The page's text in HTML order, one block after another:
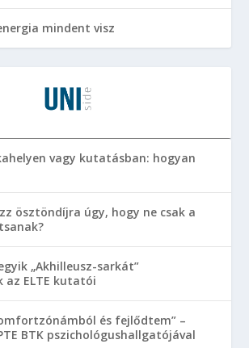
mindent visz
vagy kutatásban: hogyan
ösztöndíjra úgy, hogy ne csak a
„Akhilleusz-sarkát”
ELTE kutatói
és fejlődtem” –
BTK pszichológushallgatójával